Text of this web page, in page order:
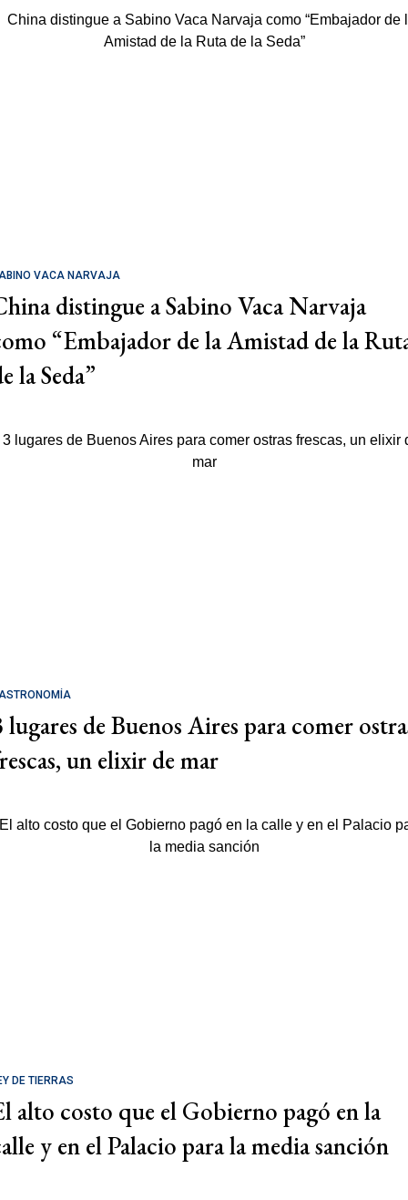
VACA NARVAJA
distingue a Sabino Vaca Narvaja
“Embajador de la Amistad de la
la Seda”
lugares de Buenos Aires para comer
un elixir de mar
DE TIERRAS
alto costo que el Gobierno pagó en la
y en el Palacio para la media sanción